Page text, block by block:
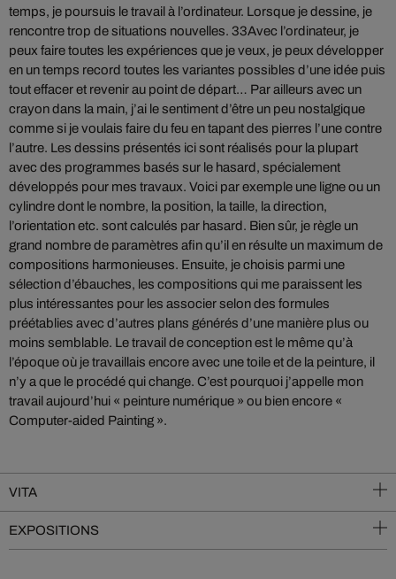
temps, je poursuis le travail à l’ordinateur. Lorsque je dessine, je
rencontre trop de situations nouvelles. 33Avec l’ordinateur, je
peux faire toutes les expériences que je veux, je peux développer
en un temps record toutes les variantes possibles d’une idée puis
tout effacer et revenir au point de départ… Par ailleurs avec un
crayon dans la main, j’ai le sentiment d’être un peu nostalgique
comme si je voulais faire du feu en tapant des pierres l’une contre
l’autre. Les dessins présentés ici sont réalisés pour la plupart
avec des programmes basés sur le hasard, spécialement
développés pour mes travaux. Voici par exemple une ligne ou un
cylindre dont le nombre, la position, la taille, la direction,
l’orientation etc. sont calculés par hasard. Bien sûr, je règle un
grand nombre de paramètres afin qu’il en résulte un maximum de
compositions harmonieuses. Ensuite, je choisis parmi une
sélection d’ébauches, les compositions qui me paraissent les
plus intéressantes pour les associer selon des formules
préétablies avec d’autres plans générés d’une manière plus ou
moins semblable. Le travail de conception est le même qu’à
l’époque où je travaillais encore avec une toile et de la peinture, il
n’y a que le procédé qui change. C’est pourquoi j’appelle mon
travail aujourd’hui « peinture numérique » ou bien encore «
Computer-aided Painting ».
VITA
EXPOSITIONS